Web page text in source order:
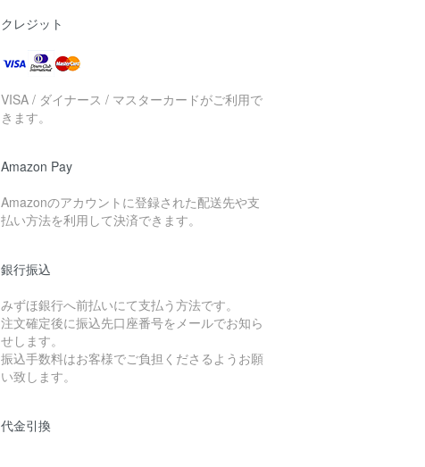
クレジット
VISA / ダイナース / マスターカードがご利用で
きます。
Amazon Pay
Amazonのアカウントに登録された配送先や支
払い方法を利用して決済できます。
銀行振込
みずほ銀行へ前払いにて支払う方法です。
注文確定後に振込先口座番号をメールでお知ら
せします。
振込手数料はお客様でご負担くださるようお願
い致します。
代金引換